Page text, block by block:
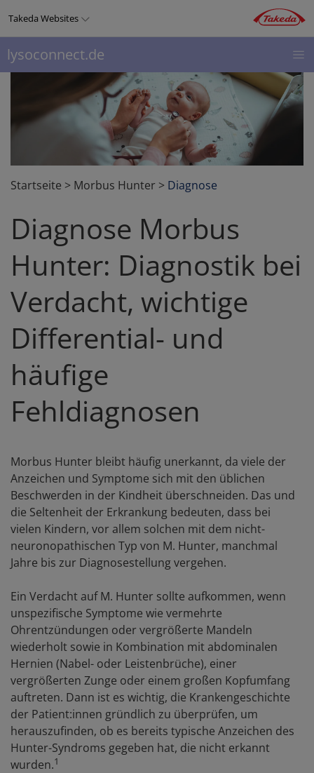
zum
Inhalt
Takeda Websites
Top
menu
LYSOCONNECT
lysoconnect.de
Startseite > Morbus Hunter > Diagnose
Diagnose Morbus
Hunter: Diagnostik bei
Verdacht, wichtige
Differential- und
häufige
Fehldiagnosen
Morbus Hunter bleibt häufig unerkannt, da viele der
Anzeichen und Symptome sich mit den üblichen
Beschwerden in der Kindheit überschneiden. Das und
die Seltenheit der Erkrankung bedeuten, dass bei
vielen Kindern, vor allem solchen mit dem nicht-
neuronopathischen Typ von M. Hunter, manchmal
Jahre bis zur Diagnosestellung vergehen.
Ein Verdacht auf M. Hunter sollte aufkommen, wenn
unspezifische Symptome wie vermehrte
Ohrentzündungen oder vergrößerte Mandeln
wiederholt sowie in Kombination mit abdominalen
Hernien (Nabel- oder Leistenbrüche), einer
vergrößerten Zunge oder einem großen Kopfumfang
auftreten. Dann ist es wichtig, die Krankengeschichte
der Patient:innen gründlich zu überprüfen, um
herauszufinden, ob es bereits typische Anzeichen des
Hunter-Syndroms gegeben hat, die nicht erkannt
wurden.1